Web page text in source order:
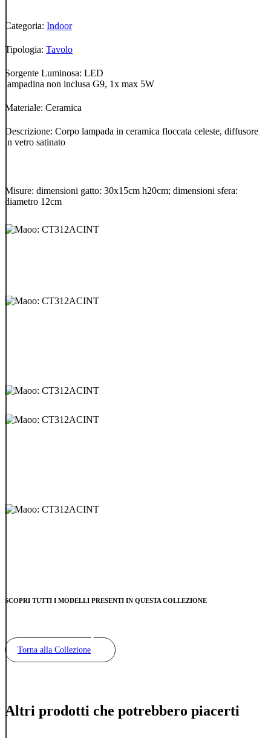
Categoria: Indoor
Tipologia: Tavolo
Sorgente Luminosa: LED
lampadina non inclusa G9, 1x max 5W
Materiale: Ceramica
Descrizione: Corpo lampada in ceramica floccata celeste, diffusore
in vetro satinato
Misure: dimensioni gatto: 30x15cm h20cm; dimensioni sfera:
diametro 12cm
SCOPRI TUTTI I MODELLI PRESENTI IN QUESTA COLLEZIONE
Torna alla Collezione
Altri prodotti che potrebbero piacerti